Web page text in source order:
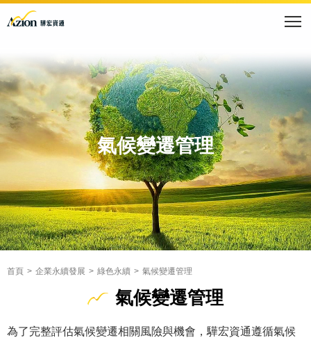
氣候變遷管理
首頁 企業永續發展 綠色永續 氣候變遷管理
氣候變遷管理
為了完整評估氣候變遷相關風險與機會，驊宏資通遵循氣候